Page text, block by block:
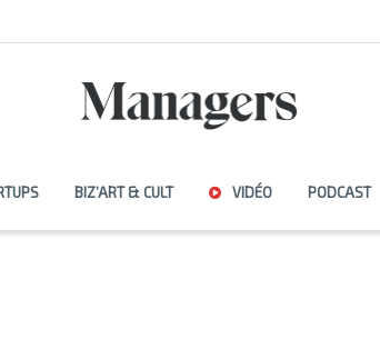
BIZ’ART & CULT VIDÉO PODCAST